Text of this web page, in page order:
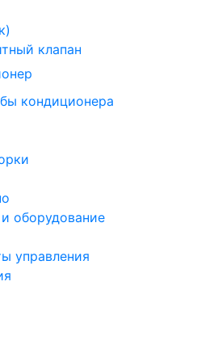
клапан
кондиционера
оборудование
управления